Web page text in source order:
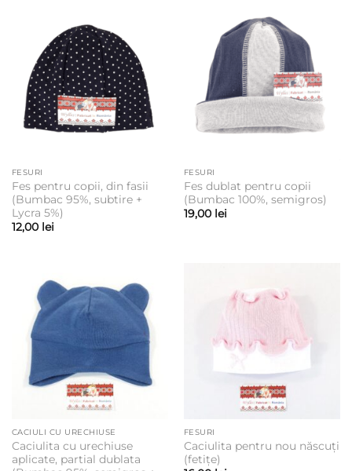
FESURI
Fes pentru copii, din fasii
(Bumbac 95%, subtire +
Lycra 5%)
12,00 lei
FESURI
Fes dublat pentru copii
(Bumbac 100%, semigros)
19,00 lei
CACIULI CU URECHIUSE
Caciulita cu urechiuse
aplicate, partial dublata
FESURI
Caciulita pentru nou născuți
(fetițe)